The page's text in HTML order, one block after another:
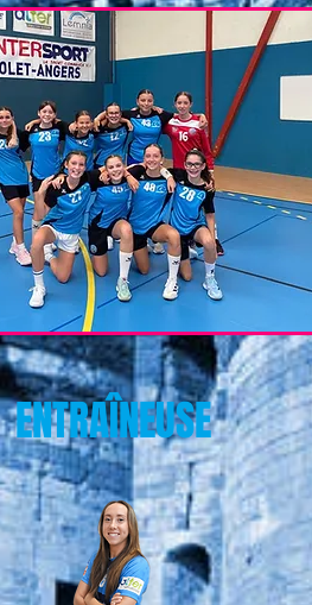
ENTRAÎNEUSE